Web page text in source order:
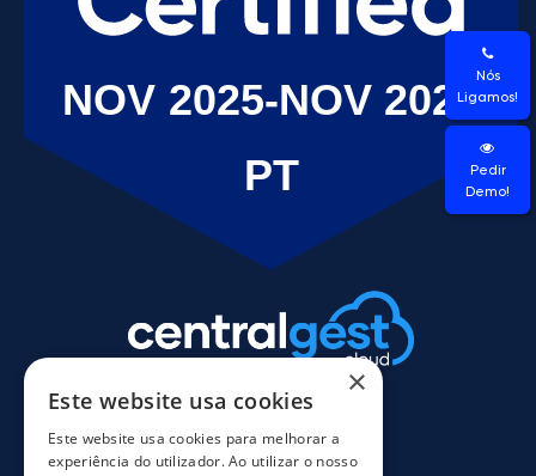
Nós
Ligamos!
Pedir
Demo!
×
Este website usa cookies
Este website usa cookies para melhorar a
experiência do utilizador. Ao utilizar o nosso